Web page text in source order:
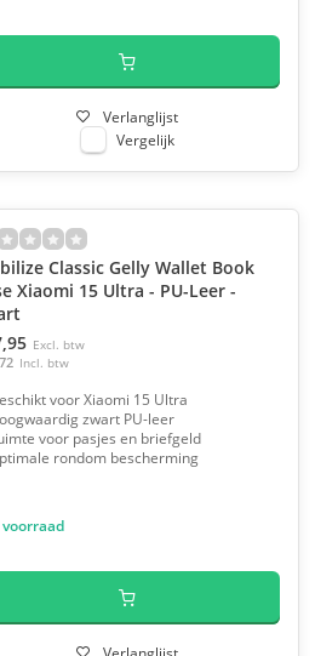
Verlanglijst
Vergelijk
Classic Gelly Wallet Book
Xiaomi 15 Ultra - PU-Leer -
Excl. btw
Incl. btw
voor Xiaomi 15 Ultra
zwart PU-leer
voor pasjes en briefgeld
rondom bescherming
voorraad